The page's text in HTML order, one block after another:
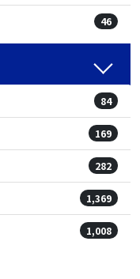
46
84
169
282
1,369
1,008